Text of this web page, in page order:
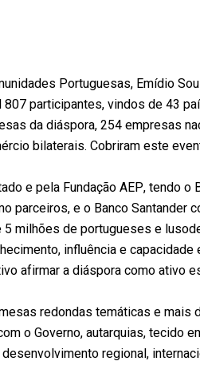
Portuguesas, Emídio
participantes, vindos de 43
da diáspora, 254 empresas
bilaterais. Cobriram este
e pela Fundação AEP, tendo o
parceiros, e o Banco Santander
5 milhões de portugueses e
influência e capacidade
afirmar a diáspora como ativo
redondas temáticas e mais
o Governo, autarquias, tecido
regional,